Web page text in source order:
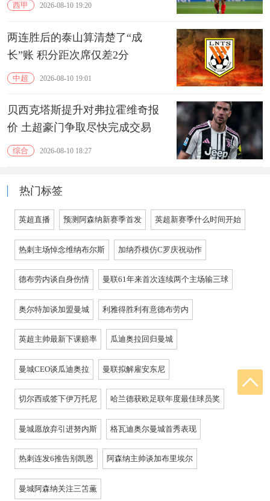
西甲 2026-08-10 19:20
两连胜后的泰山算清楚了“成
长”账 积分距次席仅差2分
中超 2026-08-10 19:01
贝西克塔斯提升对弗拉霍维奇报
价 土超豪门争取尽快完成交易
综合 2026-08-10 18:27
热门标签
英超直播 预测阿森纳新赛季首发 英超新赛季什么时间开始
热刺主场悼念维纳布尔斯 加纳乔模仿C罗庆祝动作
德布劳内谈自身伤情 曼联61年来首次连续两个主场输三球
奥尔特加谈加盟曼城 利雅得胜利有意德布劳内
英超主帅最新下课赔率 瓜迪奥拉回归曼城
曼城CEO谈瓜迪奥拉 曼联拟解雇安东尼
切尔西或签下伊万托尼 哈兰德获欧足联年度最佳球员奖
曼城愿放弃引进努内斯 格瓦迪奥尔曼城首秀表现
热刺连发6推告别凯恩 阿森纳主帅谈加布里埃尔
曼城阿森纳关注三笘薫